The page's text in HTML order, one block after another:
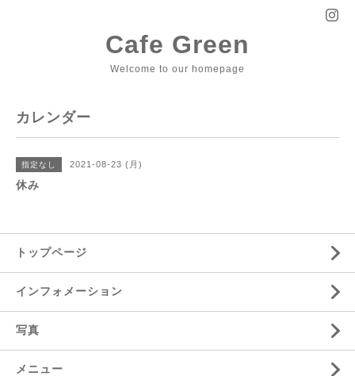
Cafe Green
Welcome to our homepage
カレンダー
指定なし 2021-08-23 (月)
休み
トップページ
インフォメーション
写真
メニュー